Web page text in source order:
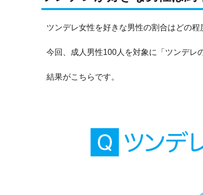
ツンデレ女性を好きな男性の割合はどの程
今回、成人男性100人を対象に「ツンデレ
結果がこちらです。